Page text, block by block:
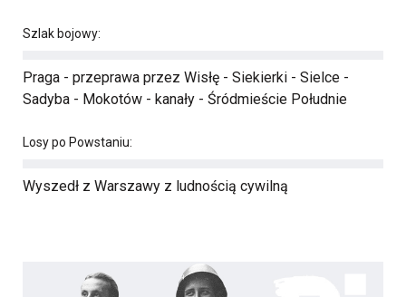
Szlak bojowy:
Praga - przeprawa przez Wisłę - Siekierki - Sielce -
Sadyba - Mokotów - kanały - Śródmieście Południe
Losy po Powstaniu:
Wyszedł z Warszawy z ludnością cywilną